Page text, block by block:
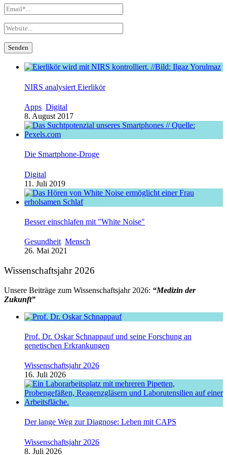
NIRS analysiert Eierlikör
Apps, Digital
8. August 2017
Die Smartphone-Droge
Digital
11. Juli 2019
Besser einschlafen mit "White Noise"
Gesundheit, Mensch
26. Mai 2021
Wissenschaftsjahr 2026
Unsere Beiträge zum Wissenschaftsjahr 2026: “Medizin der
Zukunft”
Prof. Dr. Oskar Schnappauf und seine Forschung an
genetischen Erkrankungen
Wissenschaftsjahr 2026
16. Juli 2026
Der lange Weg zur Diagnose: Leben mit CAPS
Wissenschaftsjahr 2026
8. Juli 2026